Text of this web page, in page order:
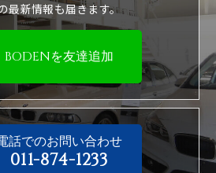
最新情報も届きます。
BODENを友達追加
話でのお問い合わせ
011-874-1233